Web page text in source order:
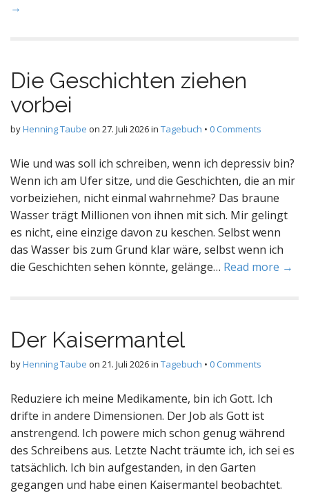
→
Die Geschichten ziehen
vorbei
byHenning Taube on 27. Juli 2026in Tagebuch • 0 Comments
Wie und was soll ich schreiben, wenn ich depressiv bin?
Wenn ich am Ufer sitze, und die Geschichten, die an mir
vorbeiziehen, nicht einmal wahrnehme? Das braune
Wasser trägt Millionen von ihnen mit sich. Mir gelingt
es nicht, eine einzige davon zu keschen. Selbst wenn
das Wasser bis zum Grund klar wäre, selbst wenn ich
die Geschichten sehen könnte, gelänge… Read more →
Der Kaisermantel
byHenning Taube on 21. Juli 2026in Tagebuch • 0 Comments
Reduziere ich meine Medikamente, bin ich Gott. Ich
drifte in andere Dimensionen. Der Job als Gott ist
anstrengend. Ich powere mich schon genug während
des Schreibens aus. Letzte Nacht träumte ich, ich sei es
tatsächlich. Ich bin aufgestanden, in den Garten
gegangen und habe einen Kaisermantel beobachtet.